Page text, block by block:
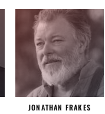
JONATHAN FRAKES